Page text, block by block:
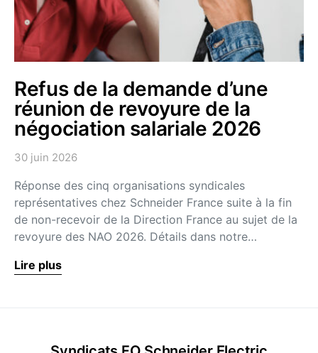
Refus de la demande d’une
réunion de revoyure de la
négociation salariale 2026
30 juin 2026
Réponse des cinq organisations syndicales
représentatives chez Schneider France suite à la fin
de non-recevoir de la Direction France au sujet de la
revoyure des NAO 2026. Détails dans notre…
Lire plus